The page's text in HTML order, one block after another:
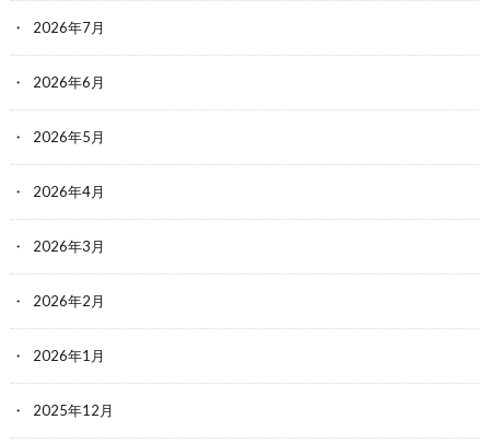
2026年7月
2026年6月
2026年5月
2026年4月
2026年3月
2026年2月
2026年1月
2025年12月